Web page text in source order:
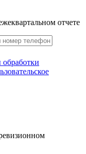
отчете
обработки